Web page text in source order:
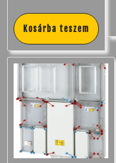
Kosárba teszem